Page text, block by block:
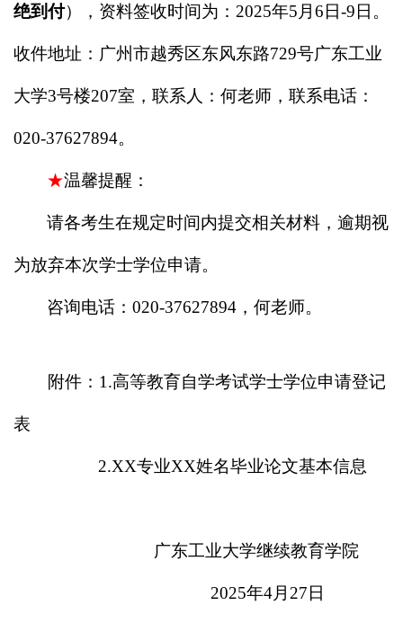
绝到付），资料签收时间为： 2025年5 月6日-9日。
收件地址：广州市越秀区东风东路729号广东工业
大学3号楼207室 ，联系人：何老师，联系电话：
020-37627894。
★温馨提醒：
请各考生在规定时间内提交相关材料，逾期视
为放弃本次学士学位申请。
咨询电话： 020-37627894 ，何老师。
附件： 1.高等教育自学考试学士学位申请登记
表
2.XX专业XX姓名毕业论文基本信息
广东工业大学继续教育学院
2025年4月 27日